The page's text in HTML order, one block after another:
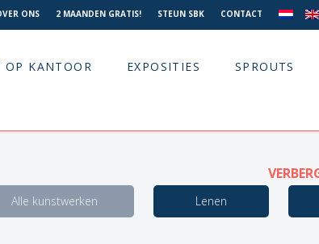
ONS 2 MAANDEN GRATIS! STEUN SBK CONTACT
OP KANTOOR EXPOSITIES SPROUTS
Alle kunstwerken Lenen